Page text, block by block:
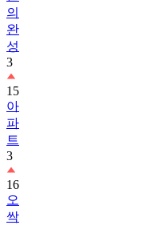
의
완
성
3
15
아
파
트
3
16
오
싹